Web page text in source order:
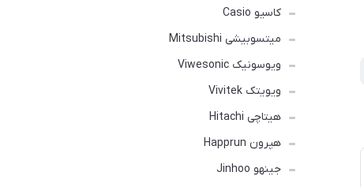
کاسیو Casio
میتسوبیشی Mitsubishi
ویوسونیک Viwesonic
ویویتک Vivitek
هیتاچی Hitachi
هپرون Happrun
جینهو Jinhoo